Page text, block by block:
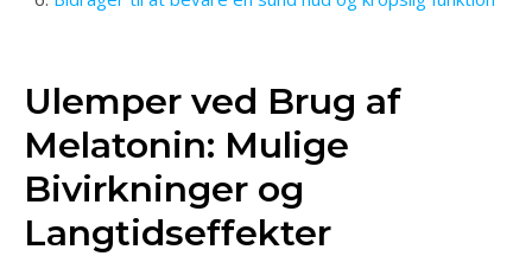
Ulemper ved Brug af
Melatonin: Mulige
Bivirkninger og
Langtidseffekter